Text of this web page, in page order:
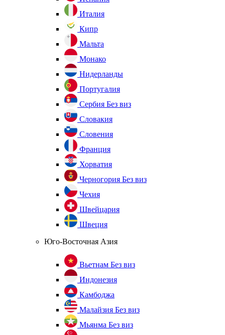
Италия
Кипр
Мальта
Монако
Нидерланды
Португалия
Сербия Без виз
Словакия
Словения
Франция
Хорватия
Черногория Без виз
Чехия
Швейцария
Швеция
Юго-Восточная Азия
Вьетнам Без виз
Индонезия
Камбоджа
Малайзия Без виз
Мьянма Без виз